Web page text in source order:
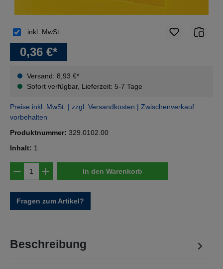
0,36 €*
Versand: 8,93 €*
Sofort verfügbar, Lieferzeit: 5-7 Tage
inkl. MwSt.
Preise inkl. MwSt. | zzgl. Versandkosten | Zwischenverkauf
vorbehalten
Produktnummer: 329.0102.00
Inhalt: 1
Produkt Anzahl: Gib den gewünschten
In den Warenkorb
Fragen zum Artikel?
Beschreibung